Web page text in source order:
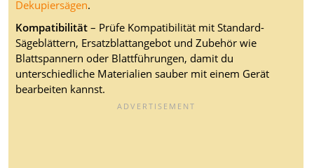
Dekupiersägen.
Kompatibilität– Prüfe Kompatibilität mit Standard-
Sägeblättern, Ersatzblattangebot und Zubehör wie
Blattspannern oder Blattführungen, damit du
unterschiedliche Materialien sauber mit einem Gerät
bearbeiten kannst.